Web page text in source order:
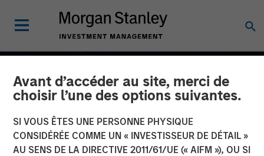
Avant d’accéder au site, merci de
choisir l’une des options suivantes.
SI VOUS ÊTES UNE PERSONNE PHYSIQUE
CONSIDÉRÉE COMME UN « INVESTISSEUR DE DÉTAIL »
AU SENS DE LA DIRECTIVE 2011/61/UE (« AIFM »), OU SI